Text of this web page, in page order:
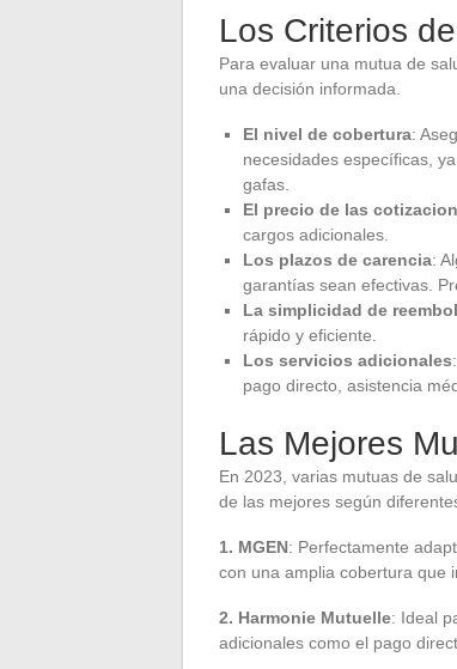
Los Criterios
Para evaluar una mutua de
una decisión informada.
El nivel de cobertura:
necesidades específicas,
gafas.
El precio de las
cargos adicionales.
Los plazos de carencia:
garantías sean efectivas.
La simplicidad de
rápido y eficiente.
Los servicios adicionales
pago directo, asistencia
Las Mejores
En 2023, varias mutuas de
de las mejores según
1. MGEN: Perfectamente
con una amplia cobertura que
2. Harmonie Mutuelle: Ideal
adicionales como el pago